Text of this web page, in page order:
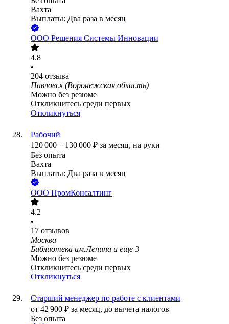
Вахта
Выплаты: Два раза в месяц
ООО Решения Системы Инновации
4.8
•
204 отзыва
Павловск (Воронежская область)
Можно без резюме
Откликнитесь среди первых
Откликнуться
Рабочий
120 000 – 130 000 ₽ за месяц, на руки
Без опыта
Вахта
Выплаты: Два раза в месяц
ООО ПромКонсалтинг
4.2
•
17 отзывов
Москва
Библиотека им.Ленина и еще 3
Можно без резюме
Откликнитесь среди первых
Откликнуться
Старший менеджер по работе с клиентами
от 42 900 ₽ за месяц, до вычета налогов
Без опыта